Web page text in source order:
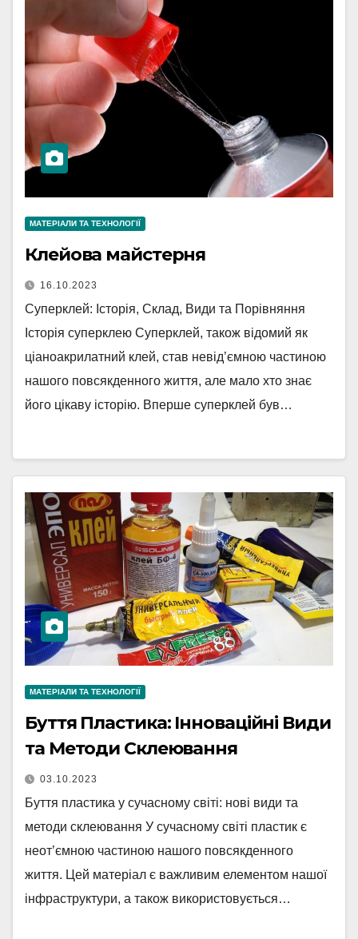
МАТЕРІАЛИ ТА ТЕХНОЛОГІЇ
Клейова майстерня
16.10.2023
Суперклей: Історія, Склад, Види та Порівняння
Історія суперклею Суперклей, також відомий як
ціаноакрилатний клей, став невід’ємною частиною
нашого повсякденного життя, але мало хто знає
його цікаву історію. Вперше суперклей був…
МАТЕРІАЛИ ТА ТЕХНОЛОГІЇ
Буття Пластика: Інноваційні Види
та Методи Склеювання
03.10.2023
Буття пластика у сучасному світі: нові види та
методи склеювання У сучасному світі пластик є
неот’ємною частиною нашого повсякденного
життя. Цей матеріал є важливим елементом нашої
інфраструктури, а також використовується…